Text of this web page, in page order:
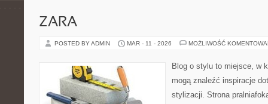
ZARA
POSTED BY ADMIN MAR - 11 - 2026 MOŻLIWOŚĆ
Blog o stylu to miejsce, w
mogą znaleźć inspiracje
stylizacji. Strona